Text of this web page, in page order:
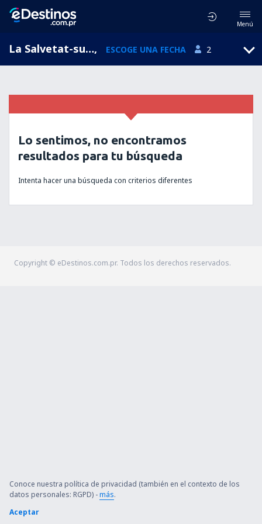
Menú
La Salvetat-sur-Agout, Languedoc-Roussillon, Francia, ESCOGE UNA FECHA 2
Lo sentimos, no encontramos
resultados para tu búsqueda
Intenta hacer una búsqueda con criterios diferentes
Copyright © eDestinos.com.pr. Todos los derechos reservados.
Conoce nuestra política de privacidad (también en el contexto de los
datos personales: RGPD) -más.
Aceptar